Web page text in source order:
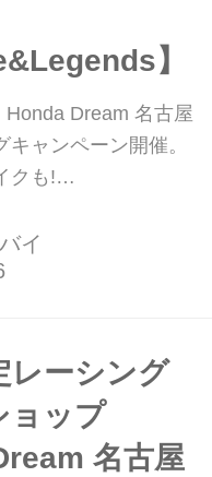
】
Honda Dream 名古屋
ャンペーン開催。
クも!
ト ▶▶▶カスタム
ことならヘリテイジ
装工事が進められ
屋市にあるHonda二
“Ho...
イ
レーシング
ョップ
名古屋